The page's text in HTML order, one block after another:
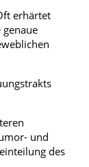
erhärtet
und
des